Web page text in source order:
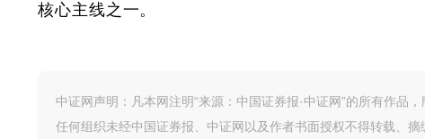
核心主线之一。
中证网声明：凡本网注明“来源：中国证券报·中证网”的所有作品
任何组织未经中国证券报、中证网以及作者书面授权不得转载、摘